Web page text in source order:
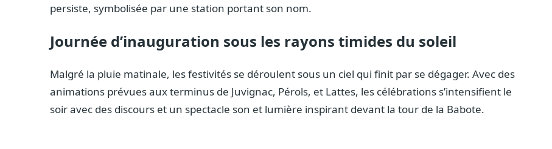
persiste, symbolisée par une station portant son nom.
Journée d’inauguration sous les rayons timides du soleil
Malgré la pluie matinale, les festivités se déroulent sous un ciel qui finit par se dégager. Avec des
animations prévues aux terminus de Juvignac, Pérols, et Lattes, les célébrations s’intensifient le
soir avec des discours et un spectacle son et lumière inspirant devant la tour de la Babote.